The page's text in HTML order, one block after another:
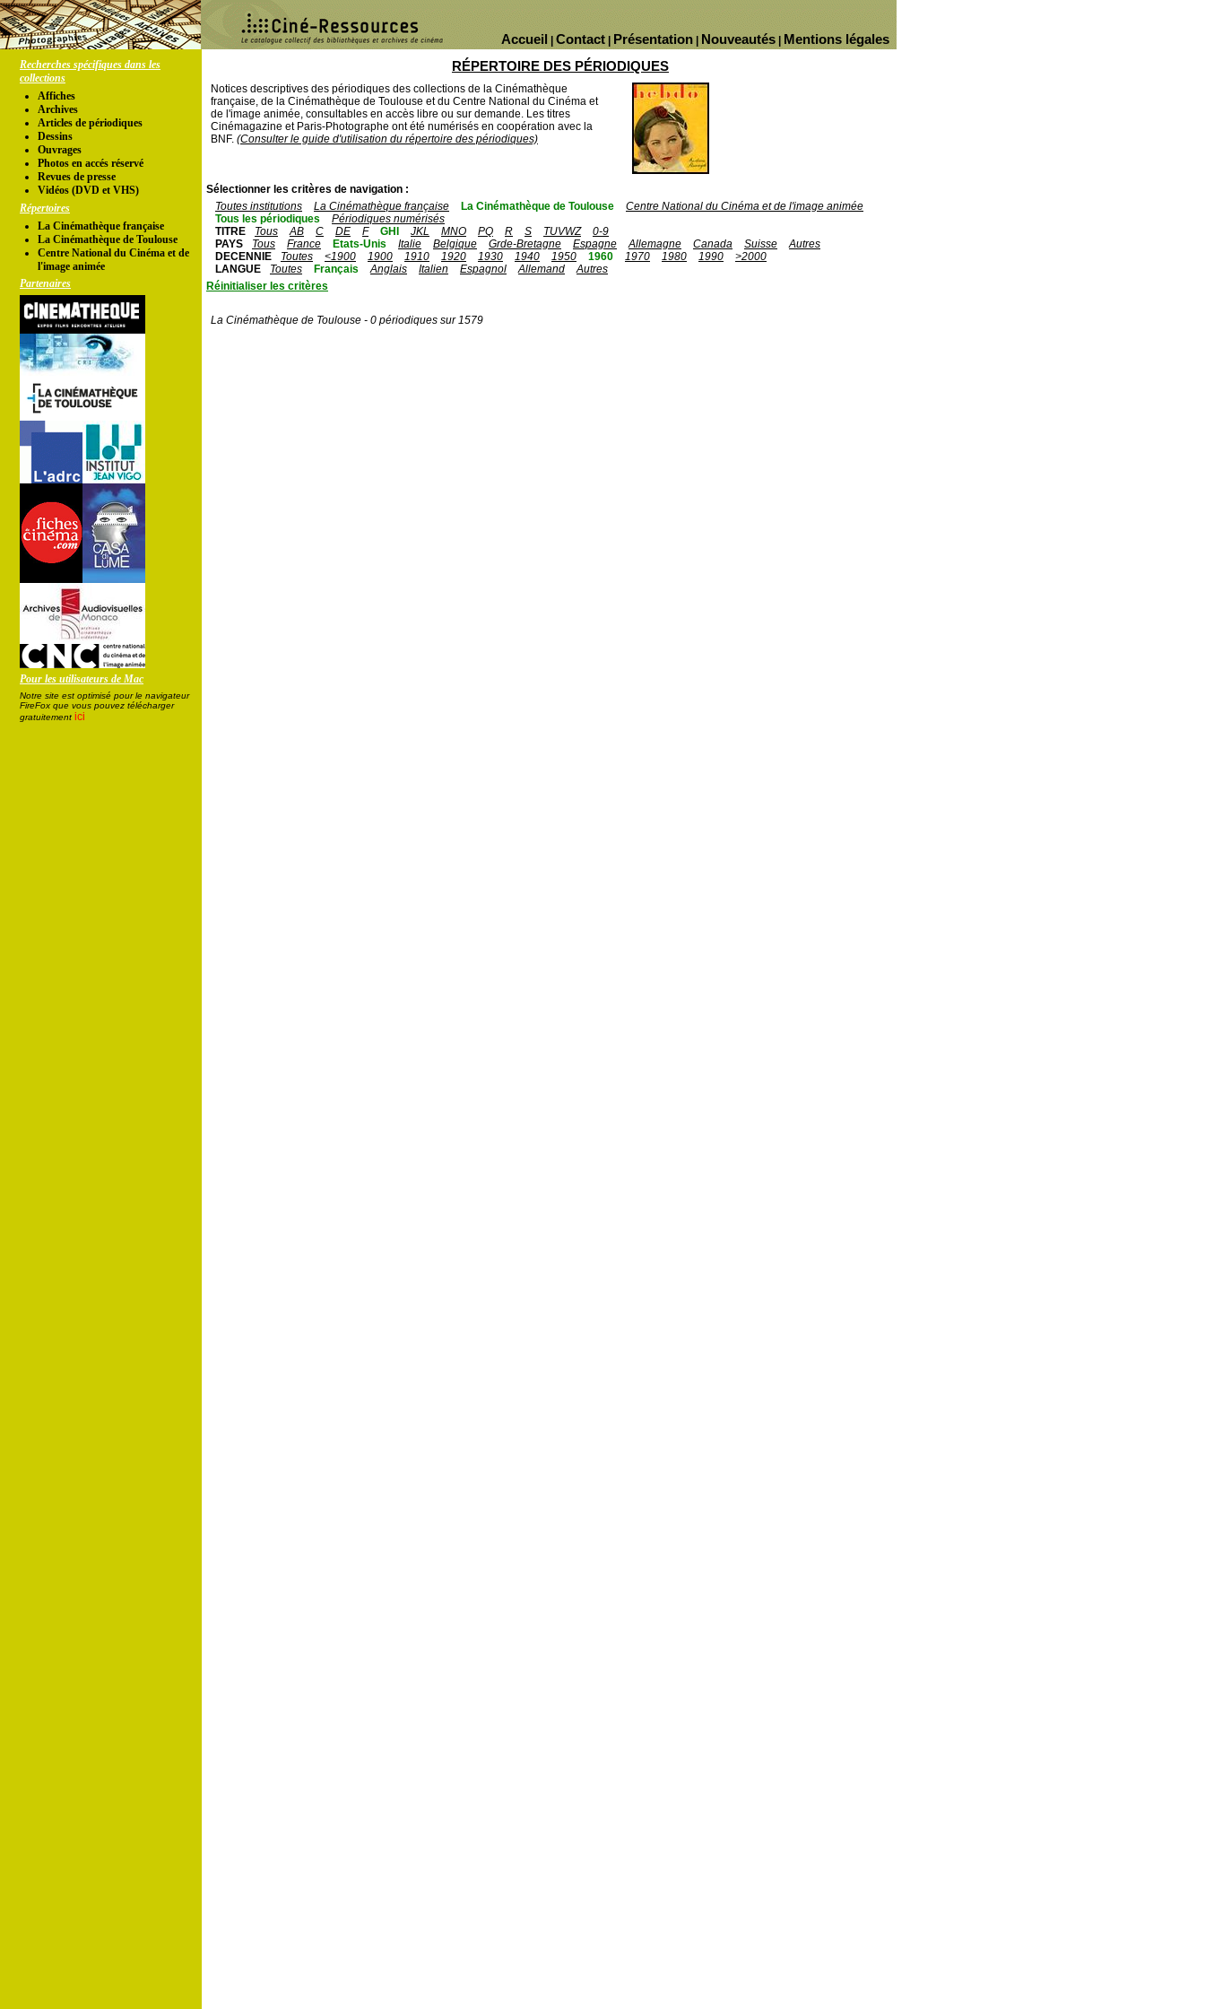
Mentions légales
Nouveautés
Présentation
Contact
Accueil
Recherches spécifiques dans les
collections
Affiches
Archives
Articles de périodiques
Dessins
Ouvrages
Photos en accés réservé
Revues de presse
Vidéos (DVD et VHS)
Répertoires
La Cinémathèque française
La Cinémathèque de Toulouse
Centre National du Cinéma et de
l'image animée
Partenaires
Pour les utilisateurs de Mac
Notre site est optimisé pour le navigateur
FireFox que vous pouvez télécharger
gratuitement ici
RÉPERTOIRE DES PÉRIODIQUES
Notices descriptives des périodiques des collections de la Cinémathèque
française, de la Cinémathèque de Toulouse et du Centre National du Cinéma et
de l'image animée, consultables en accès libre ou sur demande. Les titres
Cinémagazine et Paris-Photographe ont été numérisés en coopération avec la
BNF. (Consulter le guide d'utilisation du répertoire des périodiques)
Sélectionner les critères de navigation :
Toutes institutions
La Cinémathèque française La Cinémathèque de Toulouse
Centre National du Cinéma et de l'image animée
Tous les périodiques
Périodiques numérisés
TITRE
Tous AB C DE F GHI JKL MNO PQ R S TUVWZ
0-9
PAYS
Tous France Etats-Unis Italie Belgique Grde-Bretagne Espagne Allemagne Canada Suisse
Autres
DECENNIE
Toutes <1900 1900 1910 1920 1930 1940 1950 1960 1970 1980 1990
>2000
LANGUE
Toutes Français Anglais Italien Espagnol Allemand
Autres
Réinitialiser les critères
La Cinémathèque de Toulouse - 0 périodiques sur 1579